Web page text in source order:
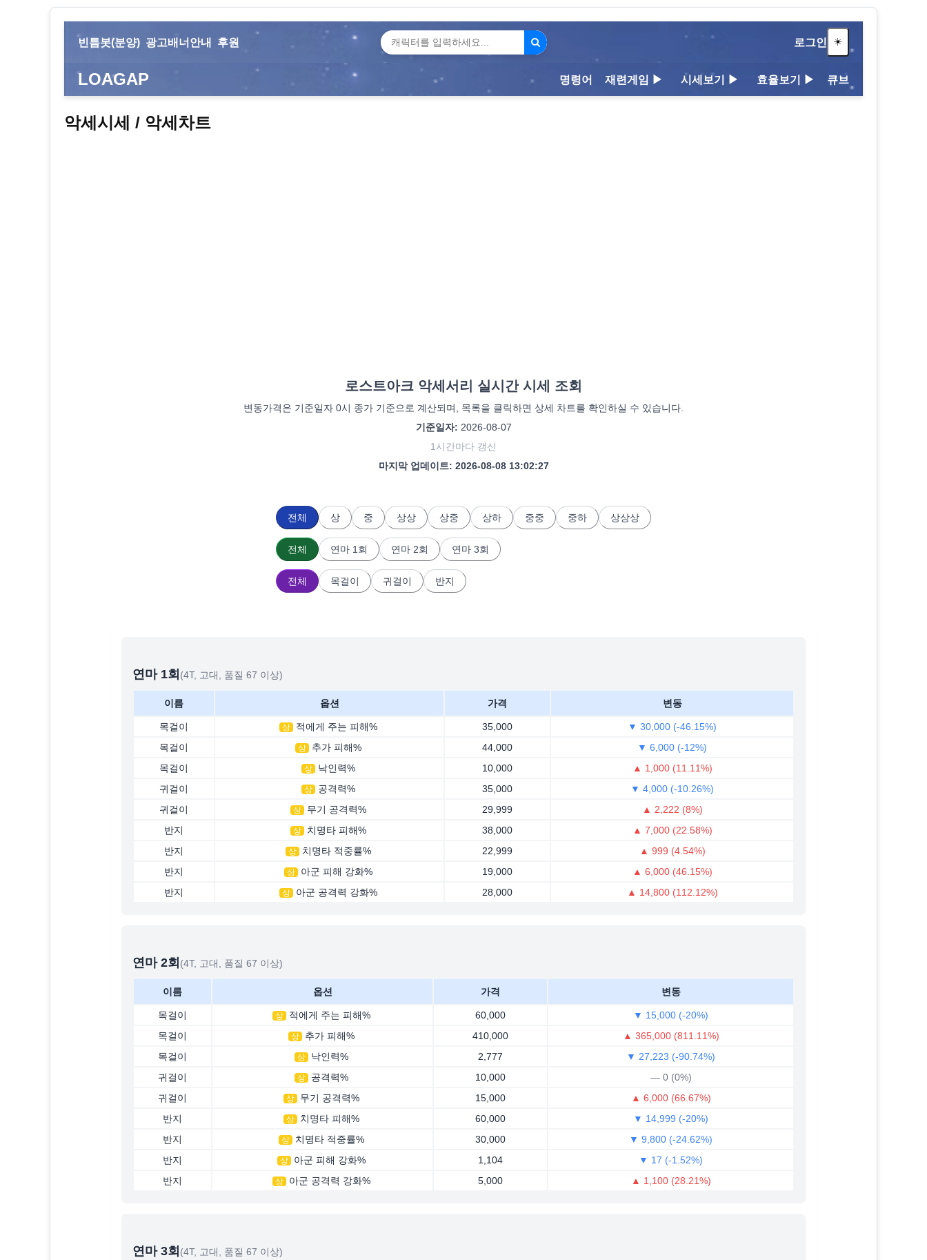
빈틈봇(분양) 광고배너안내 후원 로그인 ☀️
LOAGAP 명령어 재련게임 ▶ 시세보기 ▶ 효율보기 ▶ 큐브
악세시세 / 악세차트
로스트아크 악세 시세, 귀걸이 시세, 목걸이 시세, 반지 시세, 고대 악세서리, 유물 악세서리, 전설 악세서리 가격, 상상, 상하, 상중, 상상, 중상, 중중 등급 악세서리 시
로스트아크 악세서리 실시간 시세 조회
변동가격은 기준일자 0시 종가 기준으로 계산되며, 목록을 클릭하면 상세 차트를 확인하실 수 있습니다.
기준일자: 2026-08-07
1시간마다 갱신
마지막 업데이트: 2026-08-08 13:02:27
전체 상 중 상상 상중 상하 중중 중하 상상상
전체 연마 1회 연마 2회 연마 3회
전체 목걸이 귀걸이 반지
연마 1회 (4T, 고대, 품질 67 이상)
이름 옵션 가격 변동
목걸이 상 적에게 주는 피해% 35,000
▼ 30,000 (-46.15%)
목걸이
상 추가 피해% 44,000
▼ 6,000 (-12%)
목걸이
상 낙인력% 10,000
▲ 1,000 (11.11%)
귀걸이
상 공격력% 35,000
▼ 4,000 (-10.26%)
귀걸이
상 무기 공격력% 29,999
▲ 2,222 (8%)
반지
상 치명타 피해% 38,000
▲ 7,000 (22.58%)
반지
상 치명타 적중률% 22,999
▲ 999 (4.54%)
반지
상 아군 피해 강화% 19,000
▲ 6,000 (46.15%)
반지
상 아군 공격력 강화% 28,000 ▲ 14,800 (112.12%)
연마 2회 (4T, 고대, 품질 67 이상)
이름 옵션 가격 변동
목걸이 상 적에게 주는 피해% 60,000
▼ 15,000 (-20%)
목걸이
상 추가 피해% 410,000
▲ 365,000 (811.11%)
목걸이
상 낙인력% 2,777
▼ 27,223 (-90.74%)
귀걸이
상 공격력% 10,000
— 0 (0%)
귀걸이
상 무기 공격력% 15,000
▲ 6,000 (66.67%)
반지
상 치명타 피해% 60,000
▼ 14,999 (-20%)
반지
상 치명타 적중률% 30,000
▼ 9,800 (-24.62%)
반지
상 아군 피해 강화% 1,104
▼ 17 (-1.52%)
반지
상 아군 공격력 강화% 5,000 ▲ 1,100 (28.21%)
연마 3회 (4T, 고대, 품질 67 이상)